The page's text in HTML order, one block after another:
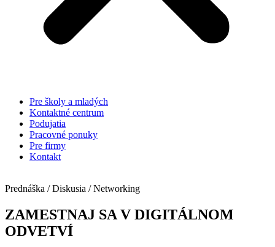
Pre školy a mladých
Kontaktné centrum
Podujatia
Pracovné ponuky
Pre firmy
Kontakt
Prednáška / Diskusia / Networking
ZAMESTNAJ SA V DIGITÁLNOM
ODVETVÍ